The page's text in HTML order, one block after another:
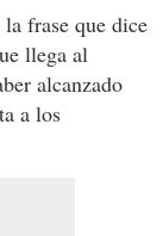
la frase que dice
llega al
alcanzado
a los